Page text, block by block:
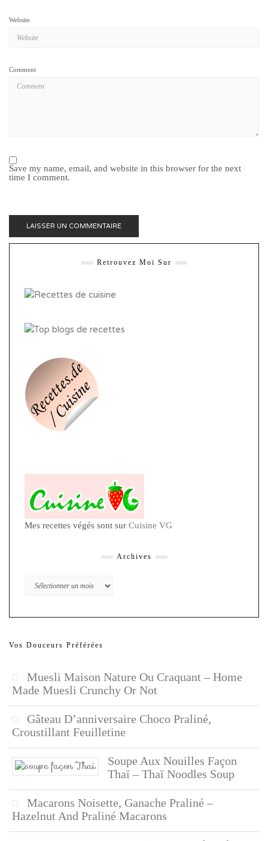
Website
Comment
Save my name, email, and website in this browser for the next
time I comment.
Retrouvez Moi Sur
Mes recettes végés sont sur Cuisine VG
Archives
Archives
Vos Douceurs Préférées
Muesli Maison Nature Ou Craquant – Home
Made Muesli Crunchy Or Not
Gâteau D’anniversaire Choco Praliné,
Croustillant Feuilletine
Soupe Aux Nouilles Façon
Thaï – Thaï Noodles Soup
Macarons Noisette, Ganache Praliné –
Hazelnut And Praliné Macarons